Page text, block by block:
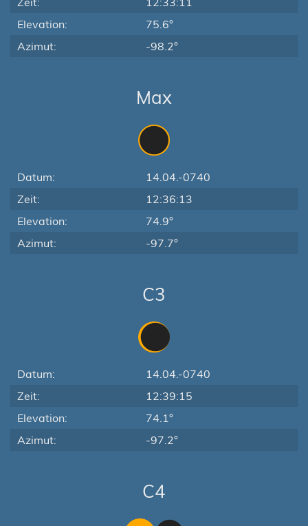
Elevation:
75.6°
Azimut:
-98.2°
Max
Datum:
14.04.-0740
Zeit:
12:36:13
Elevation:
74.9°
Azimut:
-97.7°
C3
Datum:
14.04.-0740
Zeit:
12:39:15
Elevation:
74.1°
Azimut:
-97.2°
C4